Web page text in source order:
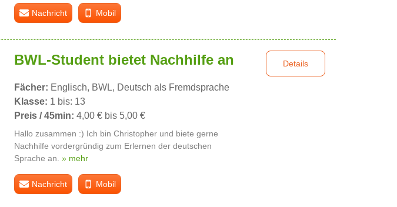
Nachricht Mobil
BWL-Student bietet Nachhilfe an
Fächer: Englisch, BWL, Deutsch als Fremdsprache
Klasse: 1 bis: 13
Preis / 45min: 4,00 € bis 5,00 €
Hallo zusammen :) Ich bin Christopher und biete gerne
Nachhilfe vordergründig zum Erlernen der deutschen
Sprache an. » mehr
Details
Nachricht Mobil